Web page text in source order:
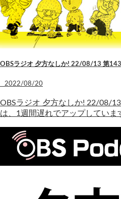
OBSラジオ 夕方なしか! 22/08/13 第
2022/08/20
OBSラジオ 夕方なしか! 22/08/
は、1週間遅れでアップしていま